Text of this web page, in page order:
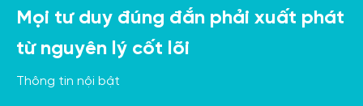
Mọi tư duy đúng đắn phải xuất phát
từ nguyên lý cốt lõi
Thông tin nội bật